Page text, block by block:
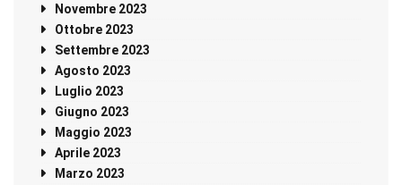
Novembre 2023
Ottobre 2023
Settembre 2023
Agosto 2023
Luglio 2023
Giugno 2023
Maggio 2023
Aprile 2023
Marzo 2023